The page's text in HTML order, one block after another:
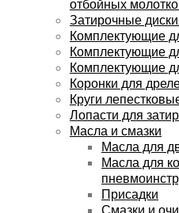
отбойных
Затирочные
Комплектующие
Комплектующие
Комплектующие
Коронки для
Круги
Лопасти для
Масла и смазки
Масла для
Масла для
Присадки
Смазки и